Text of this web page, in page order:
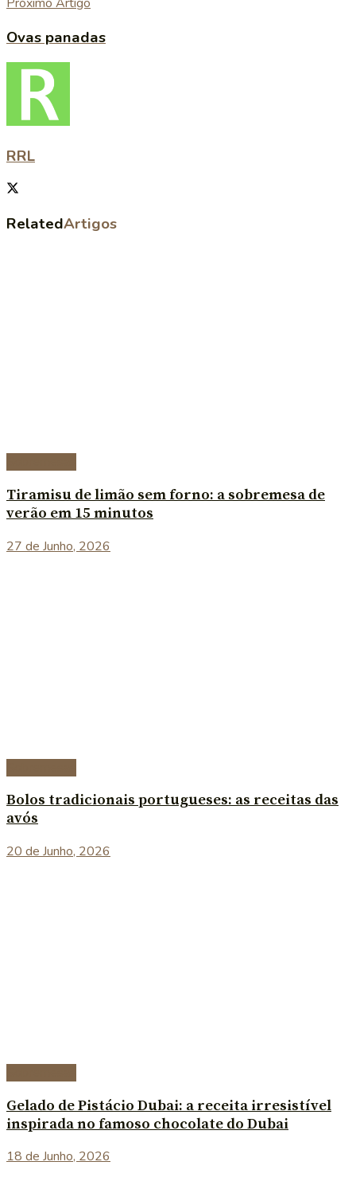
Ovas panadas
RRL
RelatedArtigos
Tiramisu de limão sem forno: a sobremesa de
verão em 15 minutos
27 de Junho, 2026
Bolos tradicionais portugueses: as receitas das
avós
20 de Junho, 2026
Gelado de Pistácio Dubai: a receita irresistível
inspirada no famoso chocolate do Dubai
18 de Junho, 2026